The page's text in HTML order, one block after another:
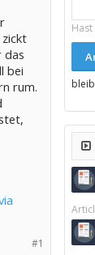
das
bei
rum.
#1